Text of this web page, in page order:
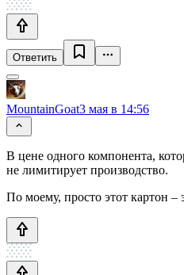
Ответить
MountainGoat3 мая в 14:56
В цене одного компонента,
не лимитирует производство.
По моему, просто этот картон –